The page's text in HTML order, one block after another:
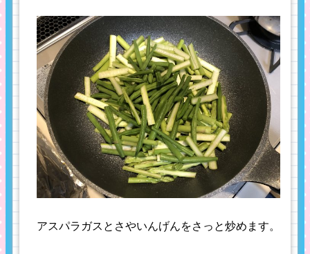
アスパラガスとさやいんげんをさっと炒めます。